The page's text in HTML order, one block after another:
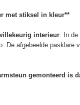
met stiksel in kleur**
interieur. In de
De afgebeelde pasklare
gemonteerd is